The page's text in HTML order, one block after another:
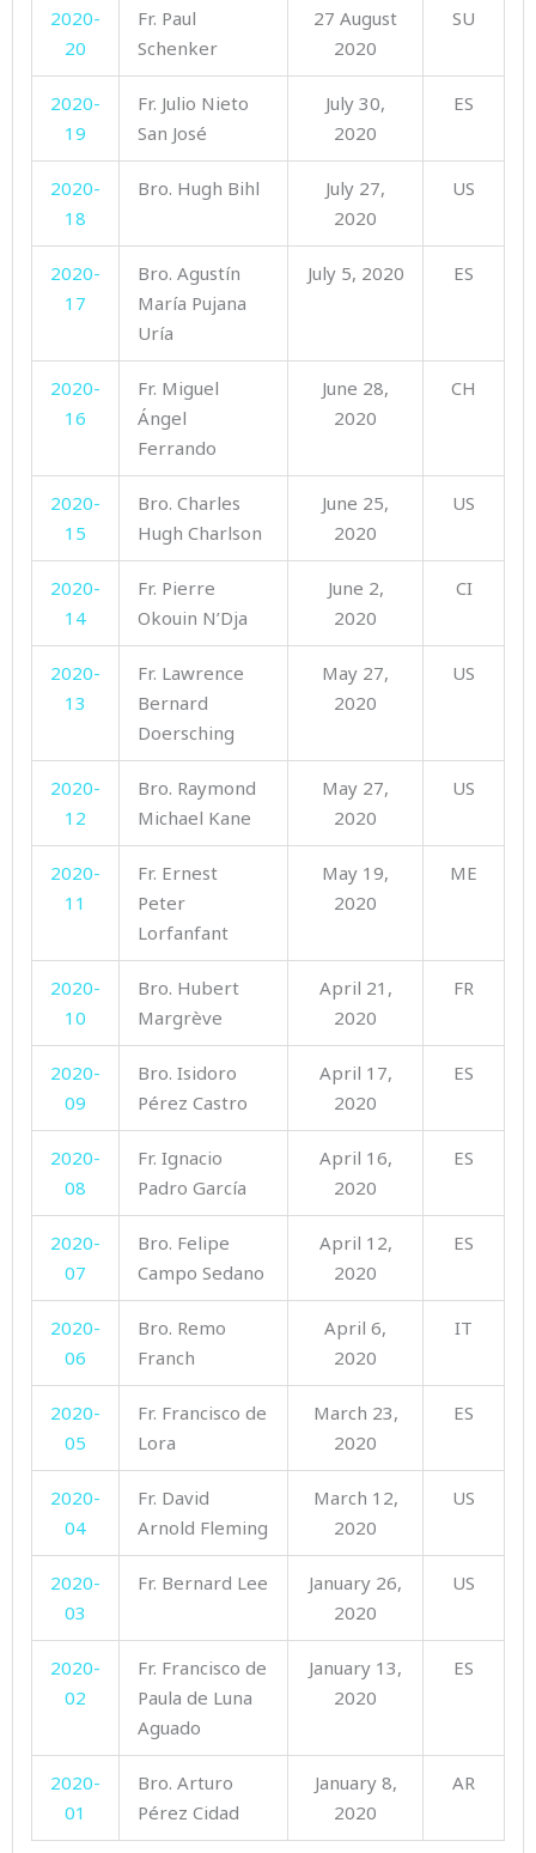
2020-
20
Fr. Paul
Schenker
27 August
2020
SU
2020-
19
Fr. Julio Nieto
San José
July 30,
2020
ES
2020-
18
Bro. Hugh Bihl
July 27,
2020
US
2020-
17
Bro. Agustín
María Pujana
Uría
July 5, 2020 ES
2020-
16
Fr. Miguel
Ángel
Ferrando
June 28,
2020
CH
2020-
15
Bro. Charles
Hugh Charlson
June 25,
2020
US
2020-
14
Fr. Pierre
Okouin N’Dja
June 2,
2020
CI
2020-
13
Fr. Lawrence
Bernard
Doersching
May 27,
2020
US
2020-
12
Bro. Raymond
Michael Kane
May 27,
2020
US
2020-
11
Fr. Ernest
Peter
Lorfanfant
May 19,
2020
ME
2020-
10
Bro. Hubert
Margrève
April 21,
2020
FR
2020-
09
Bro. Isidoro
Pérez Castro
April 17,
2020
ES
2020-
08
Fr. Ignacio
Padro García
April 16,
2020
ES
2020-
07
Bro. Felipe
Campo Sedano
April 12,
2020
ES
2020-
06
Bro. Remo
Franch
April 6,
2020
IT
2020-
05
Fr. Francisco de
Lora
March 23,
2020
ES
2020-
04
Fr. David
Arnold Fleming
March 12,
2020
US
2020-
03
Fr. Bernard Lee
January 26,
2020
US
2020-
02
Fr. Francisco de
Paula de Luna
Aguado
January 13,
2020
ES
2020-
01
Bro. Arturo
Pérez Cidad
January 8,
2020
AR